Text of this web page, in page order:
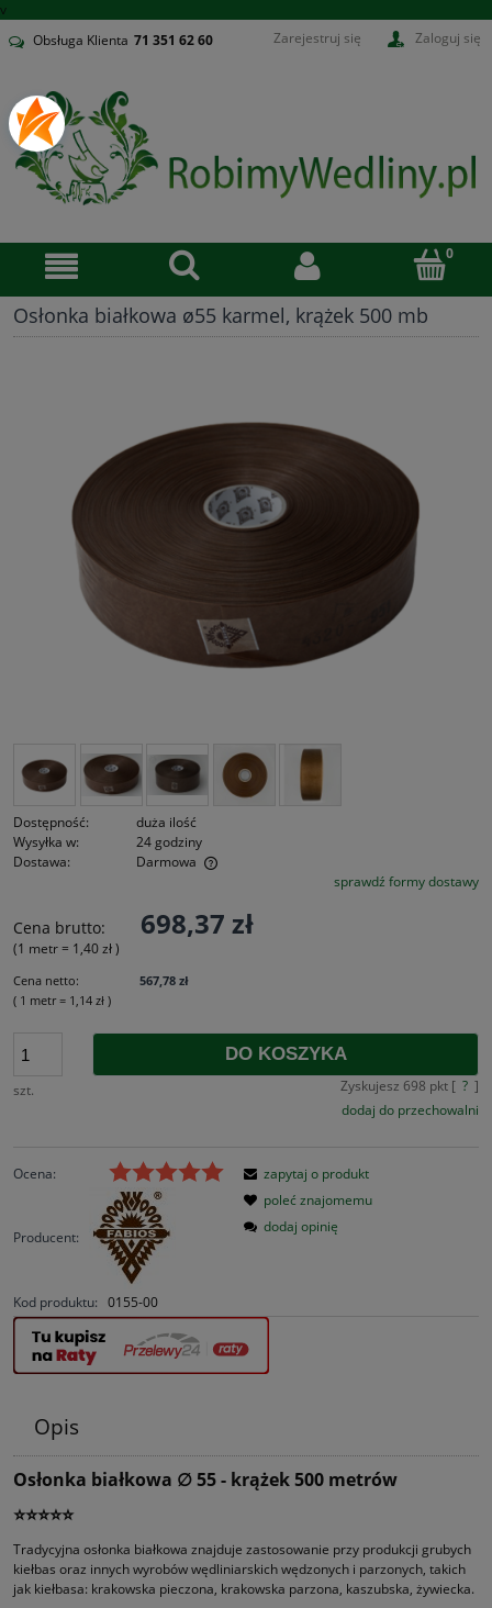
v
Obsługa Klienta 71 351 62 60 Zarejestruj się Zaloguj się
Osłonka białkowa ø55 karmel, krążek 500 mb
Dostępność:
duża ilość
Wysyłka w:
24 godziny
Dostawa:
Darmowa
Cena nie zawiera ewentualnych kosztów płatnościsprawdź formy dostawy
Cena brutto: 698,37 zł
(1 metr= 1,40 zł)
Cena netto:
567,78 zł
( 1 metr= 1,14 zł )
szt.
DO KOSZYKA
Zyskujesz 698 pkt [ ? ]
dodaj do przechowalni
Ocena:
Producent:
Kod produktu: 0155-00
zapytaj o produkt
poleć znajomemu
dodaj opinię
Opis
Osłonka białkowa ∅ 55 - krążek 500 metrów
⭐⭐⭐⭐⭐
Tradycyjna osłonka białkowa znajduje zastosowanie przy produkcji grubych
kiełbas oraz innych wyrobów wędliniarskich wędzonych i parzonych, takich
jak kiełbasa: krakowska pieczona, krakowska parzona, kaszubska, żywiecka.